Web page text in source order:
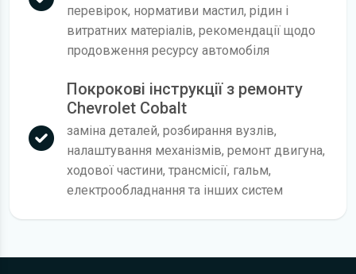
перевірок, нормативи мастил, рідин і
витратних матеріалів, рекомендації щодо
продовження ресурсу автомобіля
Покрокові інструкції з ремонту
Chevrolet Cobalt
заміна деталей, розбирання вузлів,
налаштування механізмів, ремонт двигуна,
ходової частини, трансмісії, гальм,
електрообладнання та інших систем